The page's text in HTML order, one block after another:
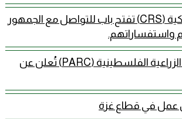
الإغاثة الكاثوليكية (CRS) تفتح باب للتواصل مع الجمهور
واستفساراتهم.
جمعية الإغاثة الزراعية الفلسطينية (PARC) تُعلن عن
في قطاع غزة